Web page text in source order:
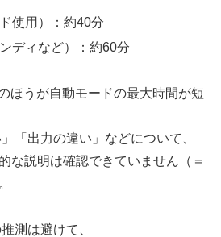
使用）：約40分
ディなど）：約60分
ほうが自動モードの最大時間が短
「出力の違い」などについて、
な説明は確認できていません（＝
測は避けて、